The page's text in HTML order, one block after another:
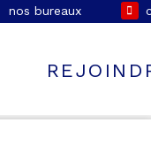
nos bureaux